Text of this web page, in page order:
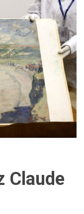
Claude